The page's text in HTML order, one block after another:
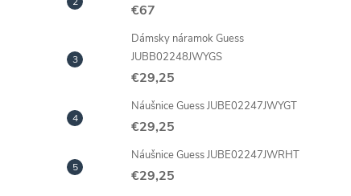
€67
Dámsky náramok Guess
JUBB02248JWYGS
€29,25
Náušnice Guess JUBE02247JWYGT
€29,25
Náušnice Guess JUBE02247JWRHT
€29,25